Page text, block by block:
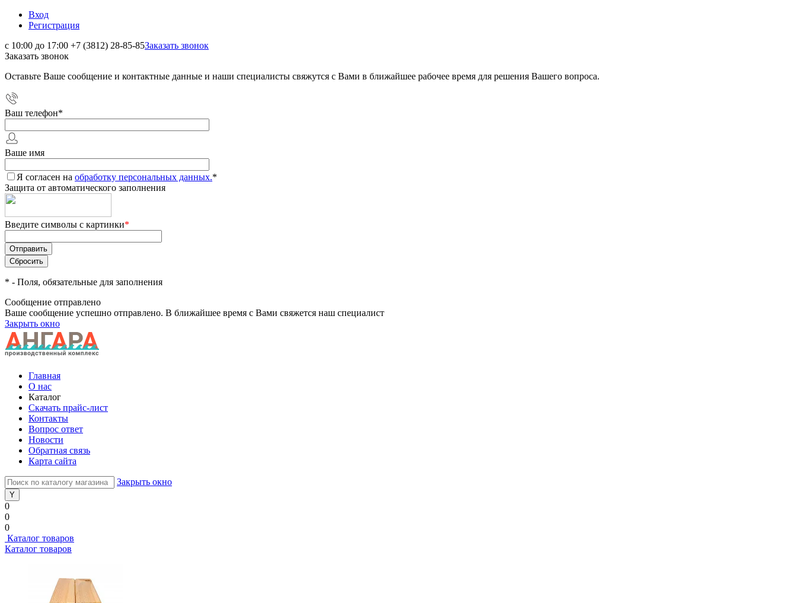
Вход
Регистрация
с 10:00 до 17:00 +7 (3812) 28-85-85Заказать звонок
Заказать звонок
Оставьте Ваше сообщение и контактные данные и наши специалисты свяжутся с Вами в ближайшее рабочее время для решения Вашего вопроса.
Ваш телефон*
Ваше имя
Я согласен на обработку персональных данных.*
Защита от автоматического заполнения
Введите символы с картинки*
* - Поля, обязательные для заполнения
Сообщение отправлено
Ваше сообщение успешно отправлено. В ближайшее время с Вами свяжется наш специалист
Закрыть окно
Главная
О нас
Каталог
Скачать прайс-лист
Контакты
Вопрос ответ
Новости
Обратная связь
Карта сайта
Закрыть окно
0
0
0
Каталог товаров
Каталог товаров